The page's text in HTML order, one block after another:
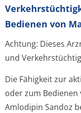
Bedienen von
Achtung: Dieses
und
Die Fähigkeit zur
oder zum
Amlodipin Sandoz